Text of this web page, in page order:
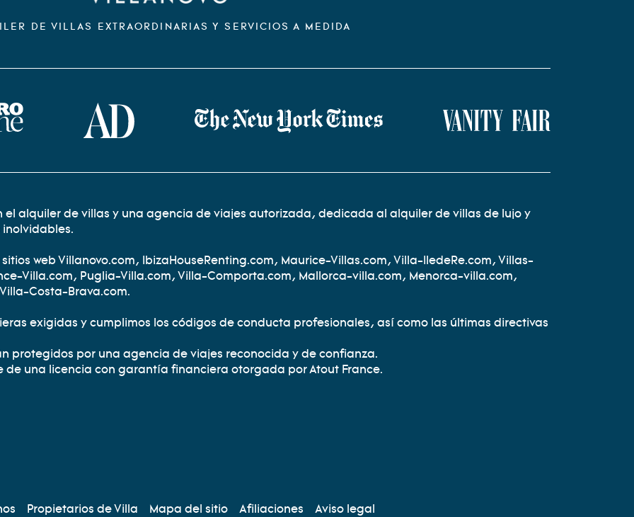
DE VILLAS EXTRAORDINARIAS Y SERVICIOS A MEDIDA
The New York Times
AD Magazine Vanity Fair
el alquiler de villas y una agencia de viajes autorizada, dedicada al alquiler de villas de lujo y
web Villanovo.com, IbizaHouseRenting.com, Maurice-Villas.com, Villa-IledeRe.com, Villas-
Villa.com, Puglia-Villa.com, Villa-Comporta.com, Mallorca-villa.com, Menorca-villa.com,
Costa-Brava.com.
exigidas y cumplimos los códigos de conducta profesionales, así como las últimas directivas
protegidos por una agencia de viajes reconocida y de confianza.
de una licencia con garantía financiera otorgada por Atout France.
SOCIAUX
Propietarios de Villa Mapa del sitio Afiliaciones Aviso legal